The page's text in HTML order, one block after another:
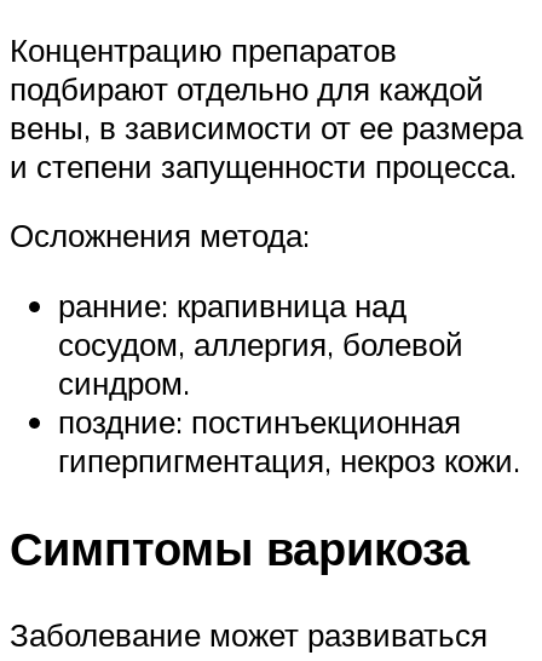
Концентрацию препаратов
подбирают отдельно для каждой
вены, в зависимости от ее размера
и степени запущенности процесса.
Осложнения метода:
ранние: крапивница над
сосудом, аллергия, болевой
синдром.
поздние: постинъекционная
гиперпигментация, некроз кожи.
Симптомы варикоза
Заболевание может развиваться